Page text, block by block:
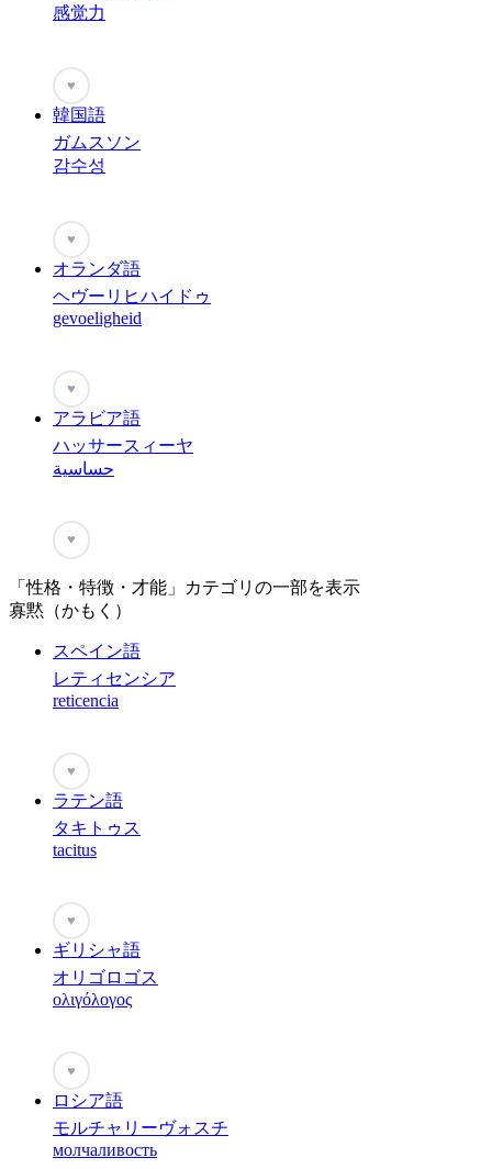
感觉力
♥
韓国語
ガムスソン
감수성
♥
オランダ語
ヘヴーリヒハイドゥ
gevoeligheid
♥
アラビア語
ハッサースィーヤ
حساسية
♥
「性格・特徴・才能」カテゴリの一部を表示
寡黙（かもく）
スペイン語
レティセンシア
reticencia
♥
ラテン語
タキトゥス
tacitus
♥
ギリシャ語
オリゴロゴス
ολιγόλογος
♥
ロシア語
モルチャリーヴォスチ
молчаливость